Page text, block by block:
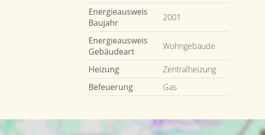
Energieausweis
Baujahr
2001
Energieausweis
Gebäudeart
Wohngebäude
Heizung
Zentralheizung
Befeuerung
Gas